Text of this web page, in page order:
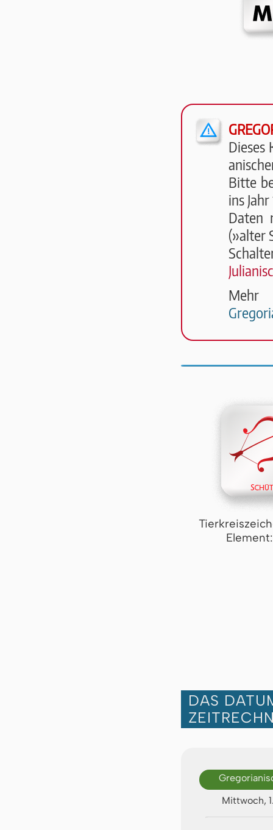
Bit­te
ins
Da­ten
(»al­ter
DAS
Mittwoch,